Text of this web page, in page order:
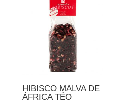
HIBISCO MALVA DE
ÁFRICA TÉO